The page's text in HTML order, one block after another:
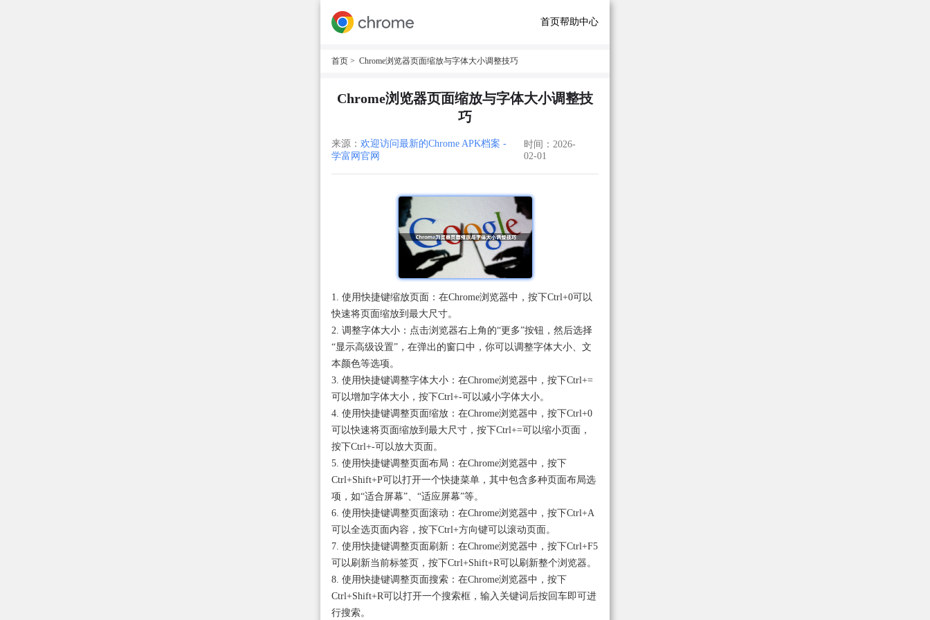
首页帮助中心
首页 > Chrome浏览器页面缩放与字体大小调整技巧
Chrome浏览器页面缩放与字体大小调整技
巧
来源： 欢迎访问最新的Chrome APK档案 -
学富网官网
时间：2026-
02-01
1. 使用快捷键缩放页面：在Chrome浏览器中，按下Ctrl+0可以
快速将页面缩放到最大尺寸。
2. 调整字体大小：点击浏览器右上角的“更多”按钮，然后选择
“显示高级设置”，在弹出的窗口中，你可以调整字体大小、文
本颜色等选项。
3. 使用快捷键调整字体大小：在Chrome浏览器中，按下Ctrl+=
可以增加字体大小，按下Ctrl+-可以减小字体大小。
4. 使用快捷键调整页面缩放：在Chrome浏览器中，按下Ctrl+0
可以快速将页面缩放到最大尺寸，按下Ctrl+=可以缩小页面，
按下Ctrl+-可以放大页面。
5. 使用快捷键调整页面布局：在Chrome浏览器中，按下
Ctrl+Shift+P可以打开一个快捷菜单，其中包含多种页面布局选
项，如“适合屏幕”、“适应屏幕”等。
6. 使用快捷键调整页面滚动：在Chrome浏览器中，按下Ctrl+A
可以全选页面内容，按下Ctrl+方向键可以滚动页面。
7. 使用快捷键调整页面刷新：在Chrome浏览器中，按下Ctrl+F5
可以刷新当前标签页，按下Ctrl+Shift+R可以刷新整个浏览器。
8. 使用快捷键调整页面搜索：在Chrome浏览器中，按下
Ctrl+Shift+R可以打开一个搜索框，输入关键词后按回车即可进
行搜索。